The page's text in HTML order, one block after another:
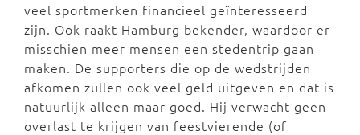
veel sportmerken financieel geïnteresseerd
zijn. Ook raakt Hamburg bekender, waardoor er
misschien meer mensen een stedentrip gaan
maken. De supporters die op de wedstrijden
afkomen zullen ook veel geld uitgeven en dat is
natuurlijk alleen maar goed. Hij verwacht geen
overlast te krijgen van feestvierende (of